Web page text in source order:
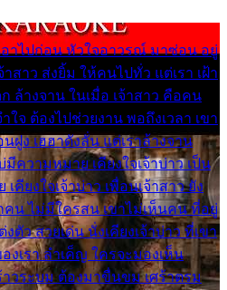
อาไปก่อน หัวใจอาวรณ์ มาซ่อน อยู่
สาว ส่งยิ้ม ให้คนไปทั่ว แต่เรา เฝ้า
ล้างจาน ในเมื่อ เจ้าสาว คือคน
ใจ ต้องไปช่วยงาน พอถึงเวลา เขา
ฝูง เฮฮาดังลั่น แต่เราล้างจาน
ความหมาย เคียงใจเจ้าบ่าว เป็น
ยงใจเจ้าบ่าว เพื่อนเจ้าสาว ยัง
น ไม่มีใครสน เขาไม่เห็นคน ที่อยู่
ตัว สวยเด่น นั่งเคียงเจ้าบ่าว ที่เขา
งเรา ลำเค็ญ ใครจะมองเห็น
าวระบม ต้องมาขื่นขม เศร้าตรม